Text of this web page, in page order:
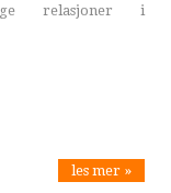
relasjoner i
les mer »